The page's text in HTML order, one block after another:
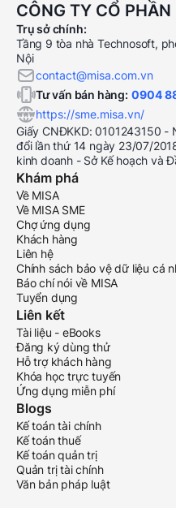
CÔNG TY CỔ PHẦN
Trụ sở chính:
Tầng 9 tòa nhà Technosoft,
Nội
contact@misa.com.vn
Tư vấn bán hàng: 0904
https://sme.misa.vn/
Giấy CNĐKKD: 0101243150
đổi lần thứ 14 ngày 23/07/
kinh doanh - Sở Kế hoạch và
Khám phá
Về MISA
Về MISA SME
Chợ ứng dụng
Khách hàng
Liên hệ
Chính sách bảo vệ dữ liệu cá
Báo chí nói về MISA
Tuyển dụng
Liên kết
Tài liệu - eBooks
Đăng ký dùng thử
Hỗ trợ khách hàng
Khóa học trực tuyến
Ứng dụng miễn phí
Blogs
Kế toán tài chính
Kế toán thuế
Kế toán quản trị
Quản trị tài chính
Văn bản pháp luật